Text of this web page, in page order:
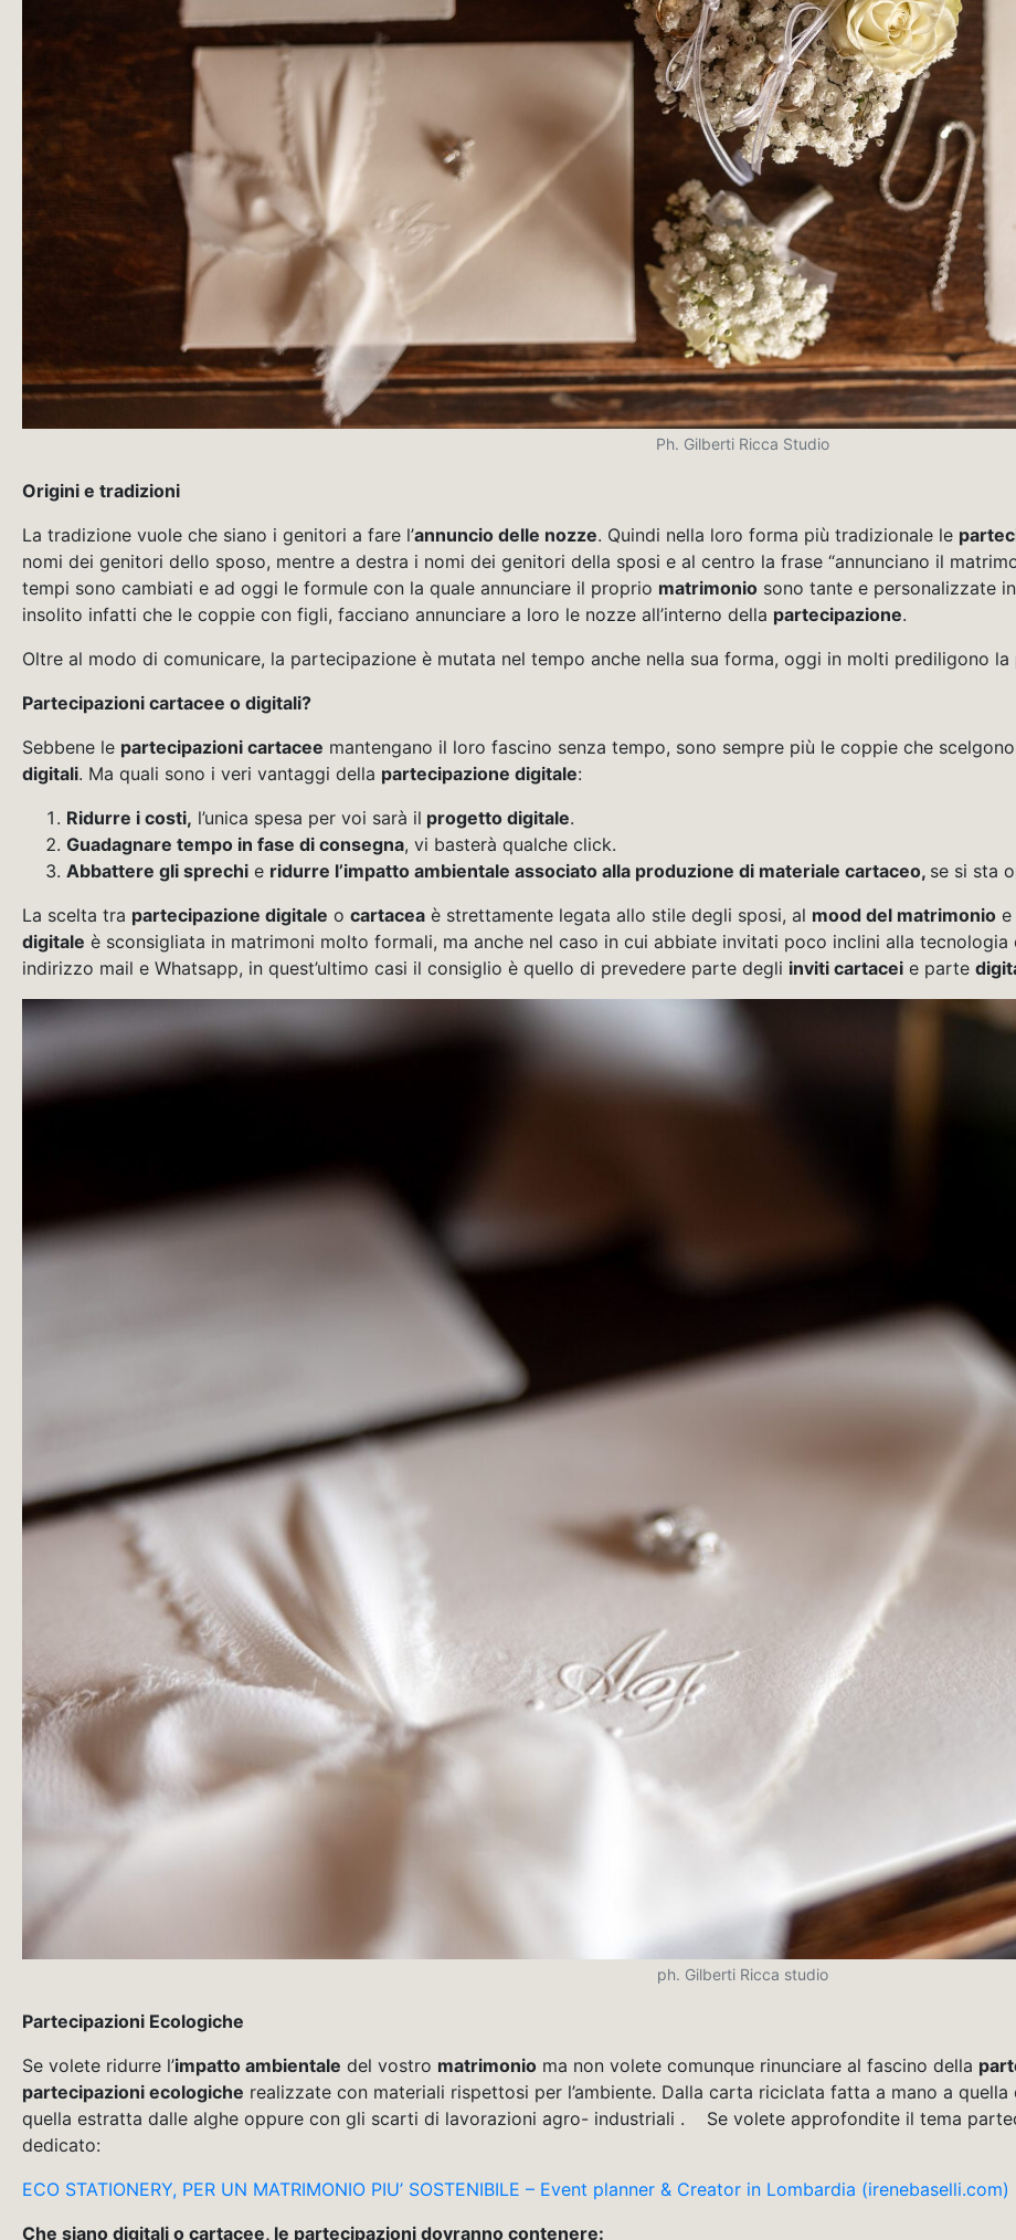
Ph. Gilberti Ricca Studio
Origini e tradizioni
La tradizione vuole che siano i genitori a fare l’annuncio delle nozze. Quindi nella loro forma più tradizionale le
nomi dei genitori dello sposo, mentre a destra i nomi dei genitori della sposi e al centro la frase “annunciano il
tempi sono cambiati e ad oggi le formule con la quale annunciare il proprio matrimonio sono tante e personalizzate
insolito infatti che le coppie con figli, facciano annunciare a loro le nozze all’interno della partecipazione.
Oltre al modo di comunicare, la partecipazione è mutata nel tempo anche nella sua forma, oggi in molti prediligono la
Partecipazioni cartacee o digitali?
Sebbene le partecipazioni cartacee mantengano il loro fascino senza tempo, sono sempre più le coppie che
digitali. Ma quali sono i veri vantaggi della partecipazione digitale:
Ridurre i costi, l’unica spesa per voi sarà il progetto digitale.
Guadagnare tempo in fase di consegna, vi basterà qualche click.
Abbattere gli sprechi e ridurre l’impatto ambientale associato alla produzione di materiale cartaceo, se si sta
La scelta tra partecipazione digitale o cartacea è strettamente legata allo stile degli sposi, al mood del matrimonio e
digitale è sconsigliata in matrimoni molto formali, ma anche nel caso in cui abbiate invitati poco inclini alla
indirizzo mail e Whatsapp, in quest’ultimo casi il consiglio è quello di prevedere parte degli inviti cartacei e parte
ph. Gilberti Ricca studio
Partecipazioni Ecologiche
Se volete ridurre l’impatto ambientale del vostro matrimonio ma non volete comunque rinunciare al fascino della
partecipazioni ecologiche realizzate con materiali rispettosi per l’ambiente. Dalla carta riciclata fatta a mano a
quella estratta dalle alghe oppure con gli scarti di lavorazioni agro- industriali . Se volete approfondite il tema
dedicato:
ECO STATIONERY, PER UN MATRIMONIO PIU’ SOSTENIBILE – Event planner & Creator in Lombardia (irenebaselli.com)
Che siano digitali o cartacee, le partecipazioni dovranno contenere: